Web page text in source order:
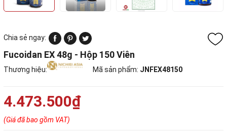
Chia sẻ ngay:
Fucoidan EX 48g - Hộp 150 Viên
Thương hiệu: Mã sản phẩm: JNFEX48150
4.473.500₫
(Giá đã bao gồm VAT)